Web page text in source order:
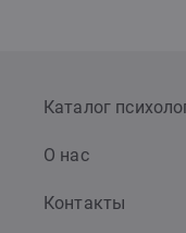
Каталог
О нас
Контакты